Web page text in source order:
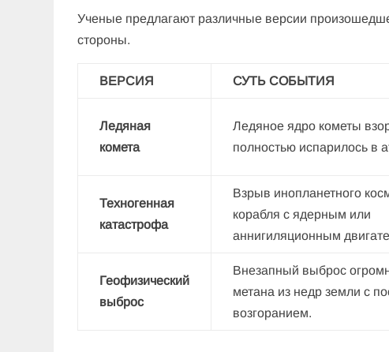
Ученые предлагают различные версии
стороны.
ВЕРСИЯ СУТЬ СОБЫТИЯ
Ледяная
комета
Ледяное ядро кометы
полностью испарилось в
Техногенная
катастрофа
Взрыв инопланетного
корабля с ядерным или
аннигиляционным
Геофизический
выброс
Внезапный выброс
метана из недр земли с
возгоранием.